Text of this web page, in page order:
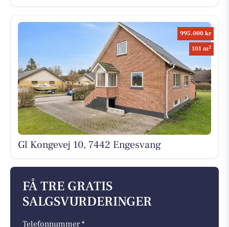
995.000 kr
101 m2
Gl Kongevej 10, 7442 Engesvang
FÅ TRE GRATIS
SALGSVURDERINGER
Telefonnummer *